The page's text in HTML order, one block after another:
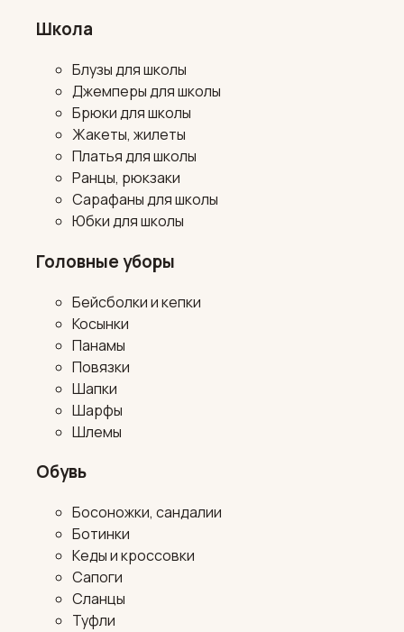
Школа
Блузы для школы
Джемперы для школы
Брюки для школы
Жакеты, жилеты
Платья для школы
Ранцы, рюкзаки
Сарафаны для школы
Юбки для школы
Головные уборы
Бейсболки и кепки
Косынки
Панамы
Повязки
Шапки
Шарфы
Шлемы
Обувь
Босоножки, сандалии
Ботинки
Кеды и кроссовки
Сапоги
Сланцы
Туфли